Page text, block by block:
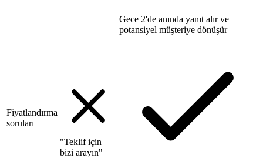
Gece 2'de anında yanıt alır ve
potansiyel müşteriye dönüşür
Fiyatlandırma
soruları
"Teklif için
bizi arayın"